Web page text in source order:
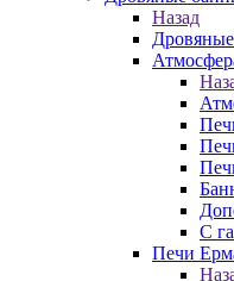
Назад
С
Печи